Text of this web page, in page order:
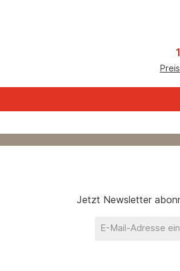
Jetzt Newsletter
Mail-